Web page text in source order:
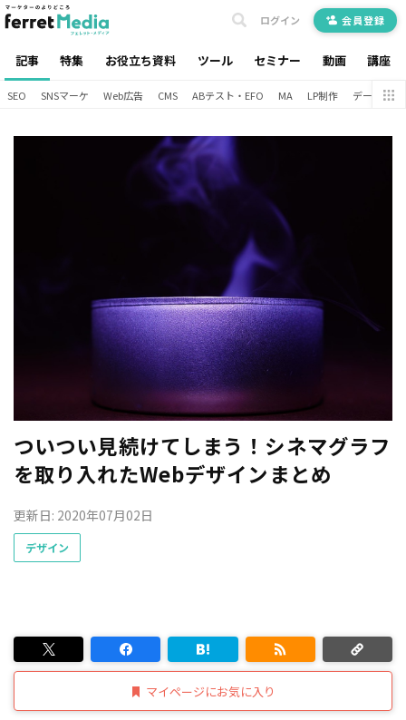
記事 特集 お役立ち資料 ツール セミナー 動画 講座
ログイン 会員登録
SEO SNSマーケ Web広告 CMS ABテスト・EFO MA LP制作 データ分析
ついつい見続けてしまう！シネマグラフ
を取り入れたWebデザインまとめ
更新日: 2020年07月02日
デザイン
マイページにお気に入り